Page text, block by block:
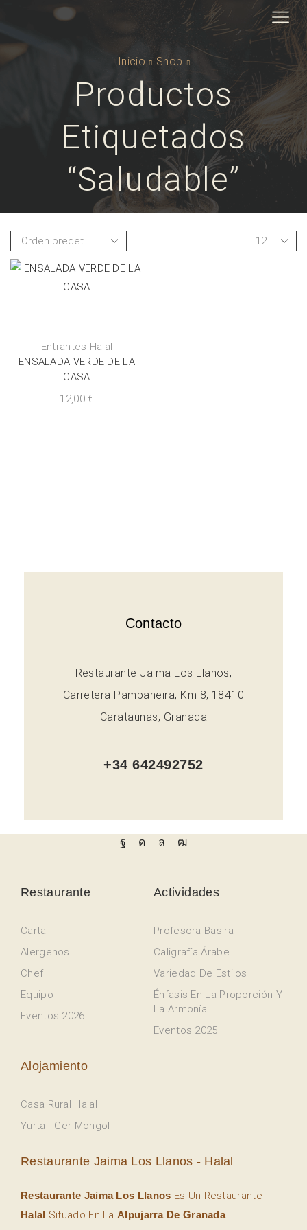
Inicio Shop
Productos
Etiquetados
“saludable”
Entrantes Halal
ENSALADA VERDE DE LA
CASA
12,00€
Contacto
Restaurante Jaima Los Llanos,
Carretera Pampaneira, Km 8, 18410
Carataunas, Granada
+34 642492752
Restaurante
Carta
Alergenos
Chef
Equipo
Eventos 2026
Actividades
Profesora Basira
Caligrafía Árabe
Variedad De Estilos
Énfasis En La Proporción Y
La Armonía
Eventos 2025
Alojamiento
Casa Rural Halal
Yurta - Ger Mongol
Restaurante Jaima Los Llanos - Halal
Restaurante Jaima Los Llanos Es Un Restaurante
Halal Situado En La Alpujarra De Granada.